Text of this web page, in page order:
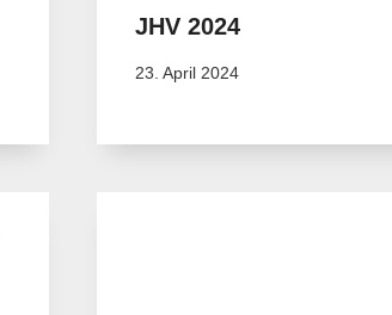
JHV 2024
23. April 2024